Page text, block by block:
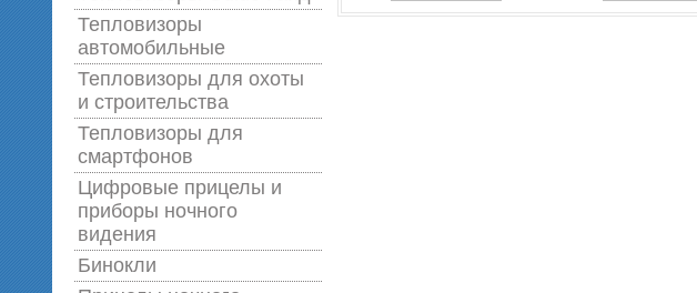
Тепловизоры
автомобильные
Тепловизоры для охоты
и строительства
Тепловизоры для
смартфонов
Цифровые прицелы и
приборы ночного
видения
Бинокли